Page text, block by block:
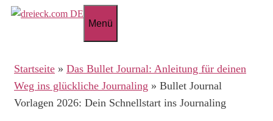
Zum
Menü
Startseite » Das Bullet Journal: Anleitung für deinen
Weg ins glückliche Journaling » Bullet Journal
Vorlagen 2026: Dein Schnellstart ins Journaling